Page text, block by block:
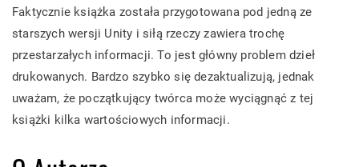
Faktycznie książka została przygotowana pod jedną ze
starszych wersji Unity i siłą rzeczy zawiera trochę
przestarzałych informacji. To jest główny problem dzieł
drukowanych. Bardzo szybko się dezaktualizują, jednak
uważam, że początkujący twórca może wyciągnąć z tej
książki kilka wartościowych informacji.